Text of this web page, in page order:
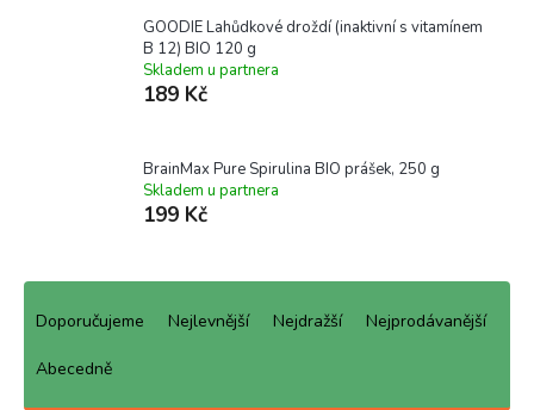
GOODIE Lahůdkové droždí (inaktivní s vitamínem
B 12) BIO 120 g
Skladem u partnera
189 Kč
BrainMax Pure Spirulina BIO prášek, 250 g
Skladem u partnera
199 Kč
Ř
Doporučujeme Nejlevnější Nejdražší Nejprodávanější
Abecedně